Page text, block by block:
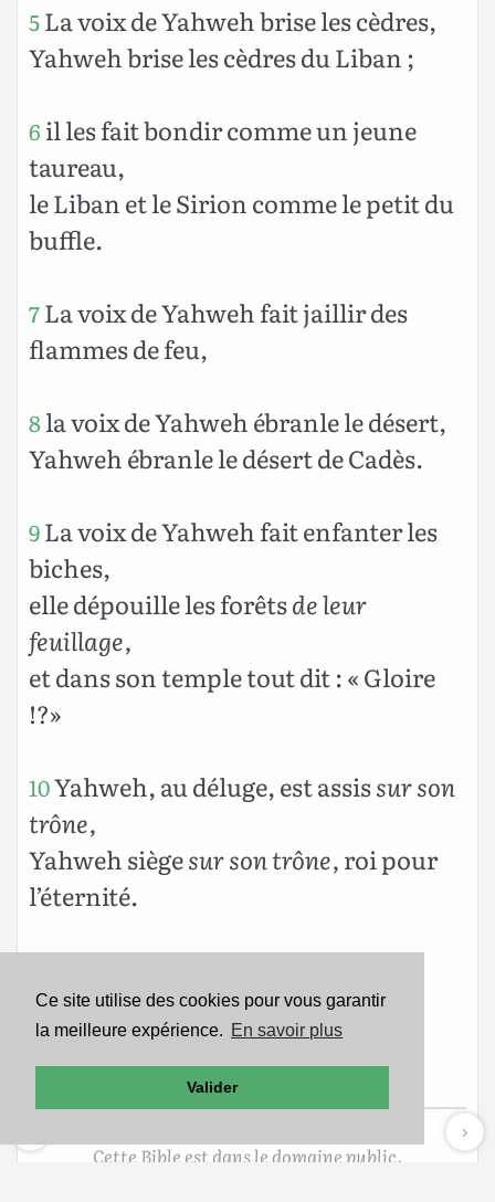
Ce site utilise des cookies pour vous garantir
la meilleure expérience. En savoir plus
Valider
5La voix de Yahweh brise les cèdres,
Yahweh brise les cèdres du Liban ;
6il les fait bondir comme un jeune
taureau,
le Liban et le Sirion comme le petit du
buffle.
7La voix de Yahweh fait jaillir des
flammes de feu,
8la voix de Yahweh ébranle le désert,
Yahweh ébranle le désert de Cadès.
9La voix de Yahweh fait enfanter les
biches,
elle dépouille les forêtsde leur
feuillage,
et dans son temple tout dit : « Gloire
!?»
10Yahweh, au déluge, est assissur son
trône,
Yahweh siègesur son trône,roi pour
l’éternité.
peuple ;
Yahweh bénira son peuple en lui
donnant la paix.
Cette Bible est dans le domaine public.